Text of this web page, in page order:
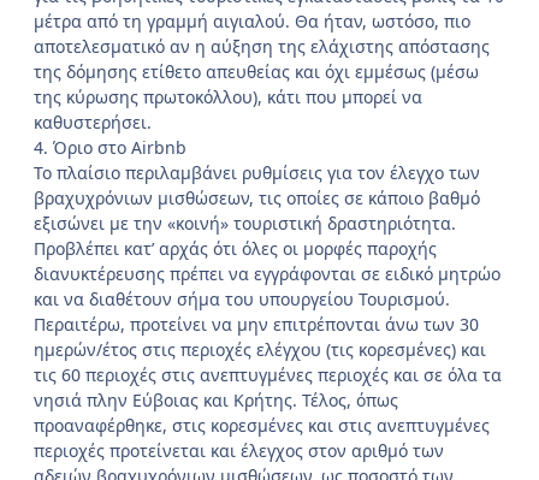
μέτρα από τη γραμμή αιγιαλού. Θα ήταν, ωστόσο, πιο
αποτελεσματικό αν η αύξηση της ελάχιστης απόστασης
της δόμησης ετίθετο απευθείας και όχι εμμέσως (μέσω
της κύρωσης πρωτοκόλλου), κάτι που μπορεί να
καθυστερήσει.
4. Όριο στο Airbnb
Το πλαίσιο περιλαμβάνει ρυθμίσεις για τον έλεγχο των
βραχυχρόνιων μισθώσεων, τις οποίες σε κάποιο βαθμό
εξισώνει με την «κοινή» τουριστική δραστηριότητα.
Προβλέπει κατ’ αρχάς ότι όλες οι μορφές παροχής
διανυκτέρευσης πρέπει να εγγράφονται σε ειδικό μητρώο
και να διαθέτουν σήμα του υπουργείου Τουρισμού.
Περαιτέρω, προτείνει να μην επιτρέπονται άνω των 30
ημερών/έτος στις περιοχές ελέγχου (τις κορεσμένες) και
τις 60 περιοχές στις ανεπτυγμένες περιοχές και σε όλα τα
νησιά πλην Εύβοιας και Κρήτης. Τέλος, όπως
προαναφέρθηκε, στις κορεσμένες και στις ανεπτυγμένες
περιοχές προτείνεται και έλεγχος στον αριθμό των
αδειών βραχυχρόνιων μισθώσεων, ως ποσοστό των